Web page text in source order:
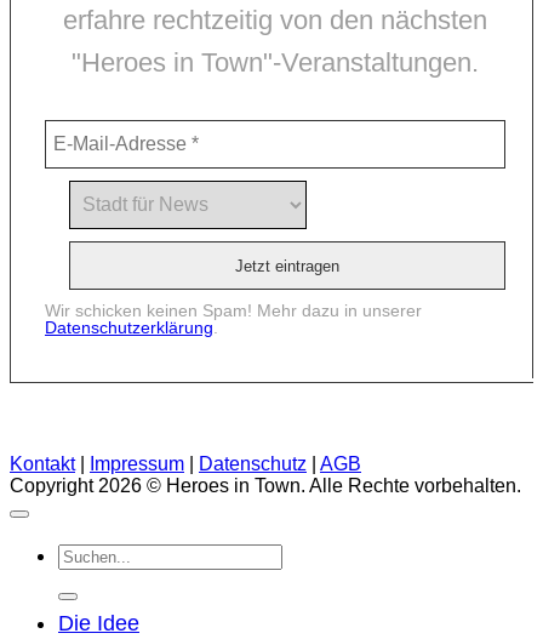
erfahre rechtzeitig von den nächsten
"Heroes in Town"-Veranstaltungen.
Wir schicken keinen Spam! Mehr dazu in unserer
Datenschutzerklärung
Kontakt| Impressum Datenschutz
AGB
Copyright 2026 © Heroes in Town. Alle Rechte vorbehalten.
Suchen
nach:
Die Idee